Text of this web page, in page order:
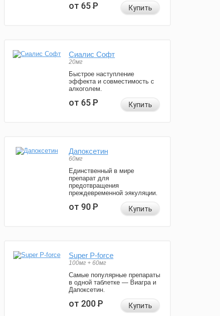
от 65Р Купить
Сиалис Софт
20мг
Быстрое наступление
эффекта и совместимость с
алкоголем.
от 65Р Купить
Дапоксетин
60мг
Единственный в мире
препарат для
предотвращения
преждевременной эякуляции.
от 90Р Купить
Super P-force
100мг + 60мг
Самые популярные препараты
в одной таблетке — Виагра и
Дапоксетин.
от 200Р Купить